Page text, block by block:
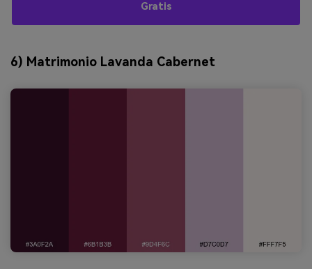
Gratis
6) Matrimonio Lavanda Cabernet